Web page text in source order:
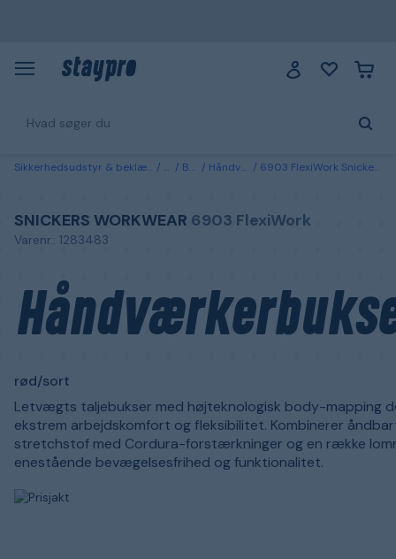
Sikkerhedsudstyr & beklædning Tøj Bukser Håndværkerbukser 6903 FlexiWork Snickers Workwear Håndværkerbukser rød/sort Rød/sort
SNICKERS WORKWEAR 6903 FlexiWork
Varenr.: 1283483
rød/sort
Letvægts taljebukser med højteknologisk body-mapping
ekstrem arbejdskomfort og fleksibilitet. Kombinerer
stretchstof med Cordura-forstærkninger og en række
enestående bevægelsesfrihed og funktionalitet.